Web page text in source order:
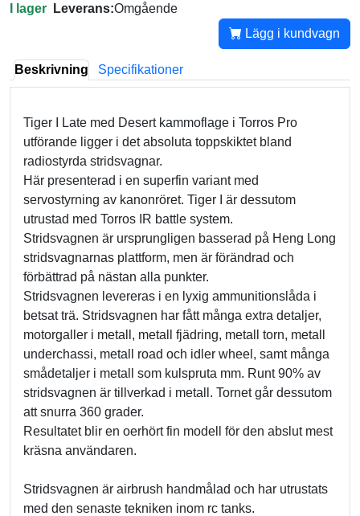
I lager Leverans:Omgående
Lägg i kundvagn
Beskrivning Specifikationer
Tiger I Late med Desert kammoflage i Torros Pro
utförande ligger i det absoluta toppskiktet bland
radiostyrda stridsvagnar.
Här presenterad i en superfin variant med
servostyrning av kanonröret. Tiger I är dessutom
utrustad med Torros IR battle system.
Stridsvagnen är ursprungligen basserad på Heng Long
stridsvagnarnas plattform, men är förändrad och
förbättrad på nästan alla punkter.
Stridsvagnen levereras i en lyxig ammunitionslåda i
betsat trä. Stridsvagnen har fått många extra detaljer,
motorgaller i metall, metall fjädring, metall torn, metall
underchassi, metall road och idler wheel, samt många
smådetaljer i metall som kulspruta mm. Runt 90% av
stridsvagnen är tillverkad i metall. Tornet går dessutom
att snurra 360 grader.
Resultatet blir en oerhört fin modell för den abslut mest
kräsna användaren.
Stridsvagnen är airbrush handmålad och har utrustats
med den senaste tekniken inom rc tanks.